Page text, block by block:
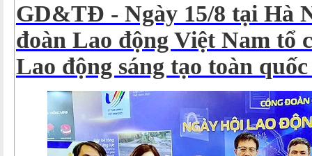
GD&TĐ - Ngày 15/8 tại Hà
đoàn Lao động Việt Nam tổ
Lao động sáng tạo toàn